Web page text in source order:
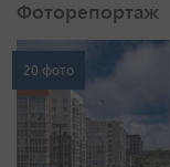
Фоторепортаж
20 фото